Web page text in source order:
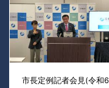
市長定例記者会見(令和6